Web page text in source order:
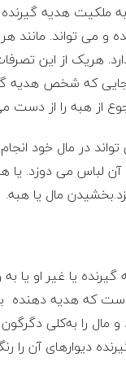
ملکیت هدیه
و می ‌تواند. مانند
هریک از این
که شخص هدیه
از هبه را از دست
در مال خود
آن لباس می دوزد.
مال یا هبه.
یا غیر او یا
که هدیه
مال را به‌کلی
دیوار‌های آن